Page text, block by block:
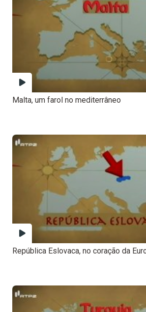
Malta, um farol no mediterrâneo
República Eslovaca, no coração da